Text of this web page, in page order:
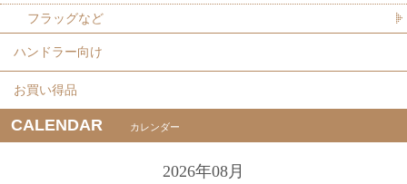
フラッグなど
ハンドラー向け
お買い得品
CALENDAR カレンダー
2026年08月